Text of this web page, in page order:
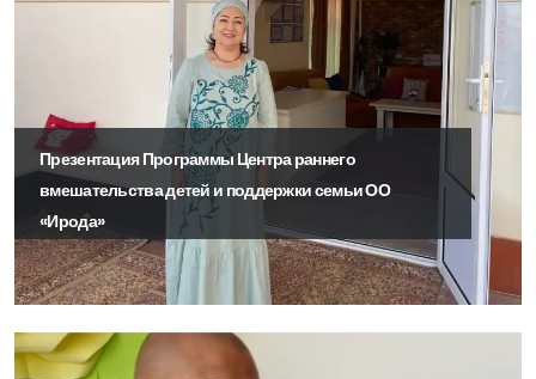
Презентация Программы Центра раннего
вмешательства детей и поддержки семьи ОО
«Ирода»